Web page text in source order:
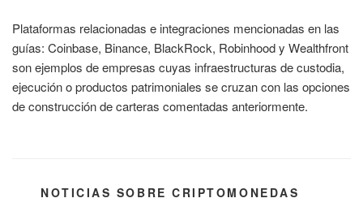
Plataformas relacionadas e integraciones mencionadas en las
guías: Coinbase, Binance, BlackRock, Robinhood y Wealthfront
son ejemplos de empresas cuyas infraestructuras de custodia,
ejecución o productos patrimoniales se cruzan con las opciones
de construcción de carteras comentadas anteriormente.
CATEGORÍAS
NOTICIAS SOBRE CRIPTOMONEDAS